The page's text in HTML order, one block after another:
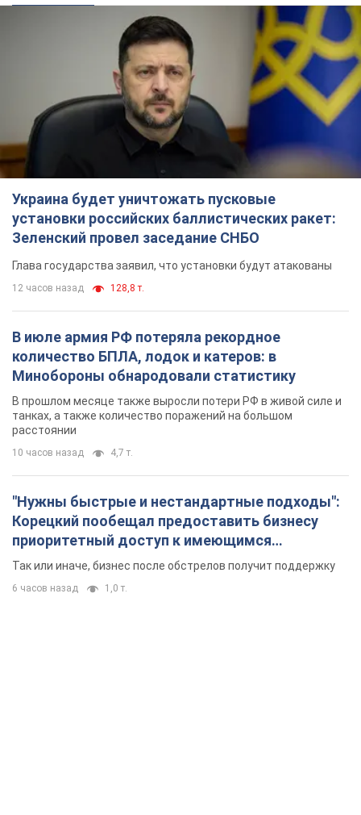
Украина будет уничтожать пусковые
установки российских баллистических ракет:
Зеленский провел заседание СНБО
Глава государства заявил, что установки будут атакованы
12 часов назад 128,8 т.
В июле армия РФ потеряла рекордное
количество БПЛА, лодок и катеров: в
Минобороны обнародовали статистику
В прошлом месяце также выросли потери РФ в живой силе и
танках, а также количество поражений на большом
расстоянии
10 часов назад 4,7 т.
"Нужны быстрые и нестандартные подходы":
Корецкий пообещал предоставить бизнесу
приоритетный доступ к имеющимся
складским помещениям
Так или иначе, бизнес после обстрелов получит поддержку
6 часов назад 1,0 т.